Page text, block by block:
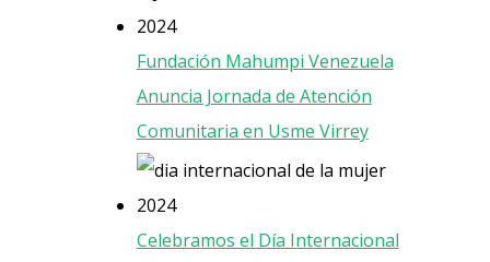
Fundación Mahumpi Venezuela
Anuncia Jornada de Atención
Comunitaria en Usme Virrey
Celebramos el Día Internacional